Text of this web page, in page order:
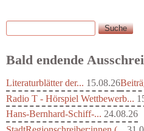
Suchformular
Suche
Bald endende
Literaturblätter der... 15.08.26
Radio T - Hörspiel Wettbewerb...
Hans-Bernhard-Schiff-... 24.08.26